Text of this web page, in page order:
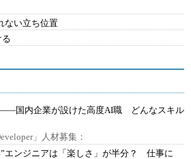
ない立ち位置
国内企業が設けた高度AI職 どんなスキル
」人材募集：
エンジニアは「楽しさ」が半分？ 仕事に